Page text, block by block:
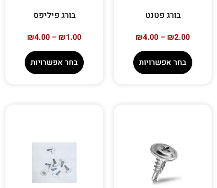
בורג פטנט
₪2.00
–
₪4.00
בחר אפשרויות
בורג פיליפס
₪1.00
–
₪4.00
בחר אפשרויות